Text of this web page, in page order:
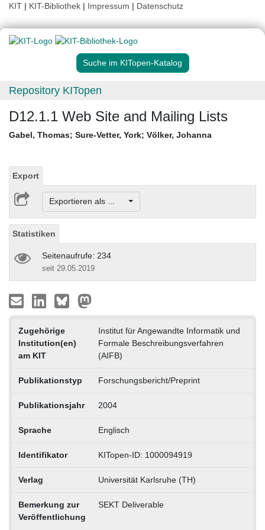
KIT | KIT-Bibliothek | Impressum | Datenschutz
Suche im KITopen-Katalog
Repository KITopen
D12.1.1 Web Site and Mailing Lists
Gabel, Thomas; Sure-Vetter, York; Völker, Johanna
Export
Exportieren als ...
Statistiken
Seitenaufrufe: 234
seit 29.05.2019
Zugehörige
Institution(en)
am KIT
Institut für Angewandte Informatik und
Formale Beschreibungsverfahren
(AIFB)
Publikationstyp Forschungsbericht/Preprint
Publikationsjahr 2004
Sprache Englisch
Identifikator KITopen-ID: 1000094919
Verlag Universität Karlsruhe (TH)
Bemerkung zur
Veröffentlichung
SEKT Deliverable